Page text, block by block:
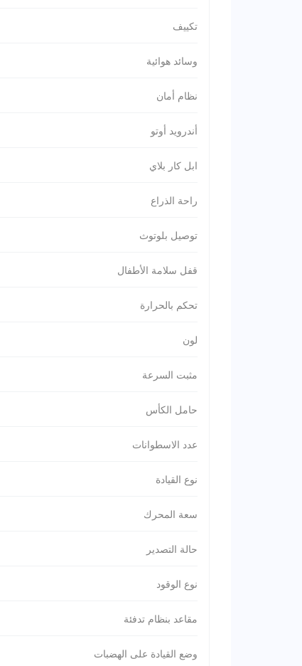
تكييف
وسائد هوائية
نظام أمان
أندرويد أوتو
ابل كار بلاي
راحة الذراع
توصيل بلوتوث
قفل سلامة الأطفال
تحكم بالحرارة
لون
مثبت السرعة
حامل الكأس
عدد الاسطوانات
نوع القيادة
سعة المحرك
حالة التصدير
نوع الوقود
مقاعد بنظام تدفئة
وضع القيادة على الهضبات